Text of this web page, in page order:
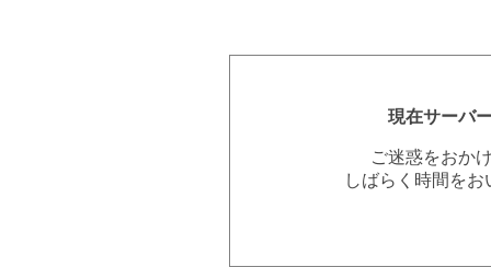
現在サーバ
ご迷惑をおか
しばらく時間を